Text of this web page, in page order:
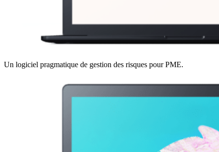
Un logiciel pragmatique de gestion des risques pour PME.